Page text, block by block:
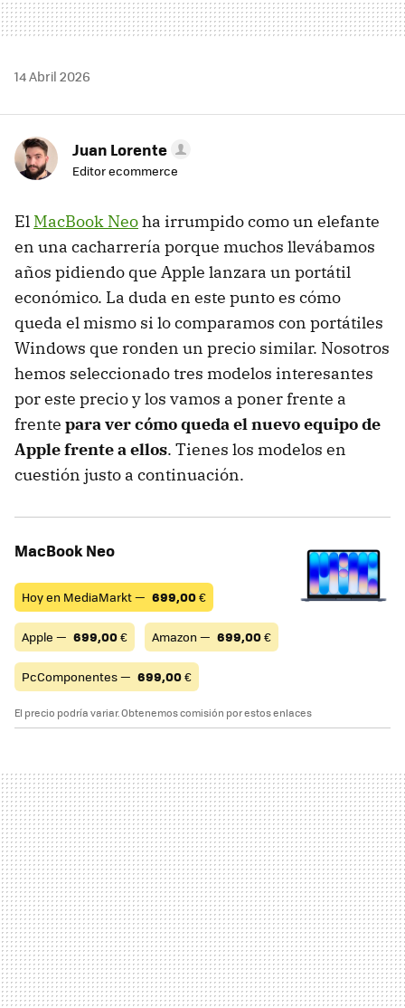
14 Abril 2026
Juan Lorente
Editor ecommerce
El MacBook Neoha irrumpido como un elefante
en una cacharrería porque muchos llevábamos
años pidiendo que Apple lanzara un portátil
económico. La duda en este punto es cómo
queda el mismo si lo comparamos con portátiles
Windows que ronden un precio similar. Nosotros
hemos seleccionado tres modelos interesantes
por este precio y los vamos a poner frente a
frente para ver cómo queda el nuevo equipo de
Apple frente a ellos. Tienes los modelos en
cuestión justo a continuación.
MacBook Neo
Hoy en MediaMarkt — 699,00€
Apple — 699,00€ Amazon — 699,00€
PcComponentes — 699,00€
El precio podría variar. Obtenemos comisión por estos enlaces